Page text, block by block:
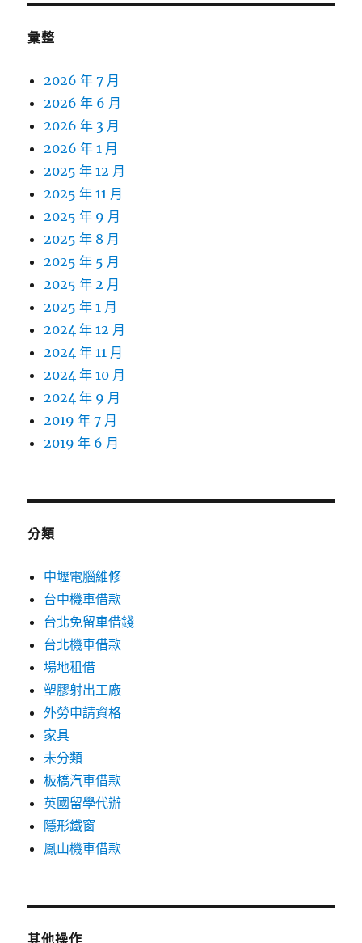
彙整
2026 年 7 月
2026 年 6 月
2026 年 3 月
2026 年 1 月
2025 年 12 月
2025 年 11 月
2025 年 9 月
2025 年 8 月
2025 年 5 月
2025 年 2 月
2025 年 1 月
2024 年 12 月
2024 年 11 月
2024 年 10 月
2024 年 9 月
2019 年 7 月
2019 年 6 月
分類
中壢電腦維修
台中機車借款
台北免留車借錢
台北機車借款
場地租借
塑膠射出工廠
外勞申請資格
家具
未分類
板橋汽車借款
英國留學代辦
隱形鐵窗
鳳山機車借款
其他操作